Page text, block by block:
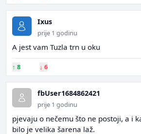
Ixus
prije 1 godinu
A jest vam Tuzla trn u oku
↑ 8 ↓ 6
fbUser1684862421
prije 1 godinu
pjevaju o nečemu što ne postoji, a i
bilo je velika šarena laž.